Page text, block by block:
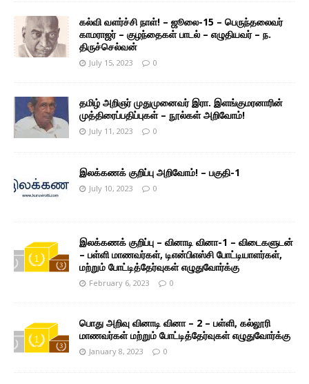
கல்வி வளர்ச்சி நாள்! – ஜூலை-15 – பெருந்தலைவர்
காமராஜர் – குழந்தைகள் பாடல் – எழுதியவர் – ந.
திருச்செல்வன்
July 15, 2023 0
தமிழ் அறிஞர் முதுமுனைவர் இரா. இளங்குமரனாரின்
முத்திரைப்பதிப்புகள் – நூல்கள் அறிவோம்!
July 11, 2023 0
இலக்கணக் குறிப்பு அறிவோம்! – பகுதி-1
July 10, 2023 0
இலக்கணக் குறிப்பு – வினாடி வினா-1 – விடைகளுடன்
– பள்ளி மாணவர்கள், டிஎன்பிஎஸ்சி போட்டியாளர்கள்,
மற்றும் போட்டித்தேர்வுகள் எழுதுவோர்க்கு
February 6, 2023 0
பொது அறிவு வினாடி வினா – 2 – பள்ளி, கல்லூரி
மாணவர்கள் மற்றும் போட்டித்தேர்வுகள் எழுதுவோர்க்கு
January 8, 2023 0